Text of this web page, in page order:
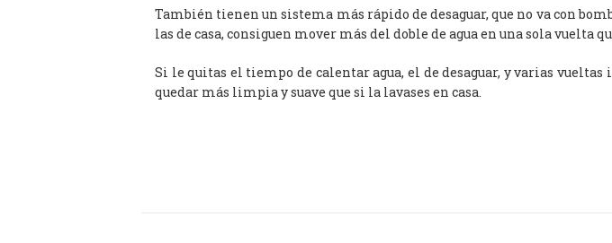
También tienen un sistema más rápido de desaguar, que no va con
las de casa, consiguen mover más del doble de agua en una sola vuelta
Si le quitas el tiempo de calentar agua, el de desaguar, y varias
quedar más limpia y suave que si la lavases en casa.